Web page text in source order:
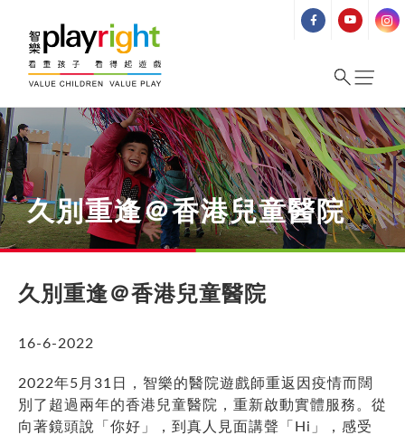
content
久別重逢＠香港兒童醫院
久別重逢＠香港兒童醫院
16-6-2022
2022年5月31日，智樂的醫院遊戲師重返因疫情而闊
別了超過兩年的香港兒童醫院，重新啟動實體服務。從
向著鏡頭說「你好」，到真人見面講聲「Hi」，感受